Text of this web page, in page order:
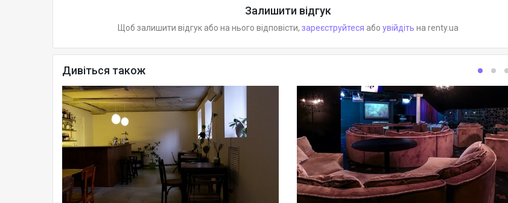
Залишити відгук
Щоб залишити відгук або на нього відповісти, зареєструйтеся або увійдіть на renty.ua
Дивіться також